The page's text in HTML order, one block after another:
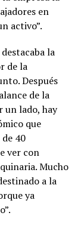
en
activo”.
la
de la
Después
de la
un lado, hay
que
40
ver con
Mucho
a la
ya